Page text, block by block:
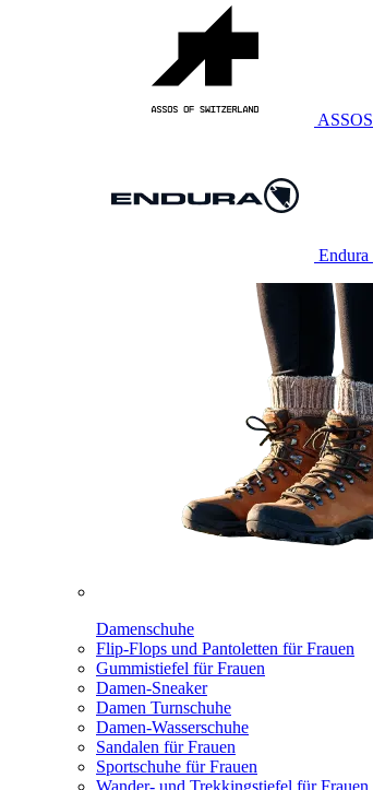
ASSOS
Endura
Damenschuhe
Flip-Flops und Pantoletten für Frauen
Gummistiefel für Frauen
Damen-Sneaker
Damen Turnschuhe
Damen-Wasserschuhe
Sandalen für Frauen
Sportschuhe für Frauen
Wander- und Trekkingstiefel für Frauen